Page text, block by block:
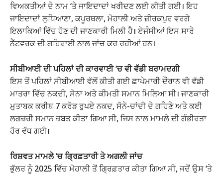
ਵਿਅਕਤੀਆਂ ਦੇ ਨਾਮ ‘ਤੇ ਜਾਇਦਾਦਾਂ ਖਰੀਦਣ ਲਈ ਕੀਤੀ ਗਈ। ਇਹ
ਜਾਇਦਾਦਾਂਲੁਧਿਆਣਾ,ਕਪੂਰਥਲਾ,ਮੋਹਾਲੀਅਤੇਜ਼ੀਰਕਪੁਰਵਰਗੇ
ਇਲਾਕਿਆਂ ਵਿੱਚ ਹੋਣ ਦੀ ਜਾਣਕਾਰੀ ਮਿਲੀ ਹੈ। ਏਜੰਸੀਆਂ ਇਸ ਸਾਰੇ
ਨੈੱਟਵਰਕ ਦੀ ਗਹਿਰਾਈ ਨਾਲ ਜਾਂਚ ਕਰ ਰਹੀਆਂ ਹਨ।
ਸੀਬੀਆਈ ਦੀ ਪਹਿਲਾਂ ਦੀ ਕਾਰਵਾਈ ‘ਚ ਵੀ ਵੱਡੀ ਬਰਾਮਦਗੀ
ਇਸ ਤੋਂ ਪਹਿਲਾਂਸੀਬੀਆਈਵੱਲੋਂ ਕੀਤੀ ਗਈ ਛਾਪੇਮਾਰੀ ਦੌਰਾਨ ਵੀ ਵੱਡੀ
ਮਾਤਰਾ ਵਿੱਚ ਨਕਦੀ, ਸੋਨਾ ਅਤੇ ਕੀਮਤੀ ਸਮਾਨ ਮਿਲਿਆ ਸੀ। ਜਾਣਕਾਰੀ
ਮੁਤਾਬਕ ਕਰੀਬ 7 ਕਰੋੜ ਰੁਪਏ ਨਕਦ, ਸੋਨੇ-ਚਾਂਦੀ ਦੇ ਗਹਿਣੇ ਅਤੇ ਕਈ
ਲਗਜ਼ਰੀ ਸਮਾਨ ਜ਼ਬਤ ਕੀਤਾ ਗਿਆ ਸੀ, ਜਿਸ ਨਾਲ ਮਾਮਲੇ ਦੀ ਗੰਭੀਰਤਾ
ਹੋਰ ਵੱਧ ਗਈ।
ਰਿਸ਼ਵਤ ਮਾਮਲੇ ‘ਚ ਗ੍ਰਿਫ਼ਤਾਰੀ ਤੇ ਅਗਲੀ ਜਾਂਚ
ਭੁੱਲਰ ਨੂੰ 2025 ਵਿੱਚਮੋਹਾਲੀਤੋਂ ਗ੍ਰਿਫ਼ਤਾਰ ਕੀਤਾ ਗਿਆ ਸੀ, ਜਦੋਂ ਉਸ ‘ਤੇ